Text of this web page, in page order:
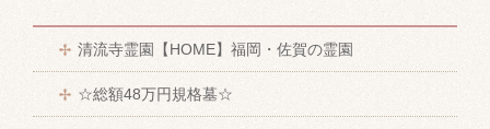
清流寺霊園【HOME】福岡・佐賀の霊園
☆総額48万円規格墓☆